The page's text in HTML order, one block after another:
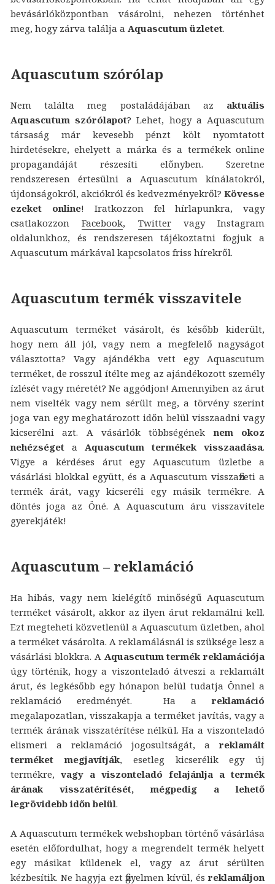
bevásárlóközpontban vásárolni, nehezen történhet
meg, hogy zárva találja a Aquascutum üzletet.
Aquascutum szórólap
Nem találta meg postaládájában az aktuális
Aquascutum szórólapot? Lehet, hogy a Aquascutum
társaság már kevesebb pénzt költ nyomtatott
hirdetésekre, ehelyett a márka és a termékek online
propagandáját részesíti előnyben. Szeretne
rendszeresen értesülni a Aquascutum kínálatokról,
újdonságokról, akciókról és kedvezményekről?Kövesse
ezeket online! Iratkozzon fel hírlapunkra, vagy
csatlakozzonFacebook, Twittervagy Instagram
oldalunkhoz, és rendszeresen tájékoztatni fogjuk a
Aquascutum márkával kapcsolatos friss hírekről.
Aquascutum termék visszavitele
Aquascutum terméket vásárolt, és később kiderült,
hogy nem áll jól, vagy nem a megfelelő nagyságot
választotta? Vagy ajándékba vett egy Aquascutum
terméket, de rosszul ítélte meg az ajándékozott személy
ízlését vagy méretét? Ne aggódjon! Amennyiben az árut
nem viselték vagy nem sérült meg, a törvény szerint
joga van egy meghatározott időn belül visszaadni vagy
kicserélni azt. A vásárlók többségéneknem okoz
nehézségeta Aquascutum termékek visszaadása.
Vigye a kérdéses árut egy Aquascutum üzletbe a
vásárlási blokkal együtt, és a Aquascutum visszafizeti a
termék árát, vagy kicseréli egy másik termékre. A
döntés joga az Öné. A Aquascutum áru visszavitele
gyerekjáték!
Aquascutum – reklamáció
Ha hibás, vagy nem kielégítő minőségű Aquascutum
terméket vásárolt, akkor az ilyen árut reklamálni kell.
Ezt megteheti közvetlenül a Aquascutum üzletben, ahol
a terméket vásárolta. A reklamálásnál is szüksége lesz a
vásárlási blokkra. A Aquascutum termék reklamációja
úgy történik, hogy a viszonteladó átveszi a reklamált
árut, és legkésőbb egy hónapon belül tudatja Önnel a
reklamáció eredményét. Ha areklamáció
megalapozatlan, visszakapja a terméket javítás, vagy a
termék árának visszatérítése nélkül. Ha a viszonteladó
elismeri a reklamáció jogosultságát, areklamált
terméket megjavítják, esetleg kicserélik egy új
termékre, vagy a viszonteladó felajánlja a termék
árának visszatérítését, mégpedig a lehető
legrövidebb időn belül.
A Aquascutum termékek webshopban történő vásárlása
esetén előfordulhat, hogy a megrendelt termék helyett
egy másikat küldenek el, vagy az árut sérülten
kézbesítik. Ne hagyja ezt figyelmen kívül, ésreklamáljon